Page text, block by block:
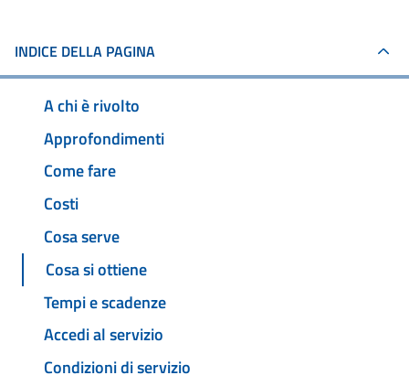
INDICE DELLA PAGINA
A chi è rivolto
Approfondimenti
Come fare
Costi
Cosa serve
Cosa si ottiene
Tempi e scadenze
Accedi al servizio
Condizioni di servizio